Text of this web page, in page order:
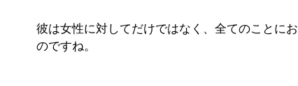
彼は女性に対してだけではなく、全てのことに
のですね。